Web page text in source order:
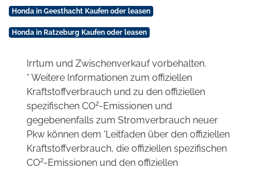
Honda in Geesthacht Kaufen oder leasen
Honda in Ratzeburg Kaufen oder leasen
Irrtum und Zwischenverkauf vorbehalten.
* Weitere Informationen zum offiziellen
Kraftstoffverbrauch und zu den offiziellen
spezifischen CO2-Emissionen und
gegebenenfalls zum Stromverbrauch neuer
Pkw können dem 'Leitfaden über den offiziellen
Kraftstoffverbrauch, die offiziellen spezifischen
CO2-Emissionen und den offiziellen